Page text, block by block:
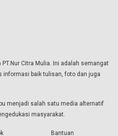
Citra Mulia. Ini adalah semangat
informasi baik tulisan, foto dan juga
menjadi salah satu media alternatif
masyarakat.
Bantuan